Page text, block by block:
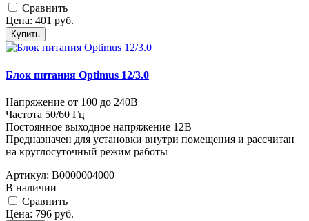
Cравнить
Цена: 401 руб.
Купить
Блок питания Optimus 12/3.0
Напряжение от 100 до 240В
Частота 50/60 Гц
Постоянное выходное напряжение 12В
Предназначен для установки внутри помещения и рассчитан
на круглосуточный режим работы
Артикул: В0000004000
В наличии
Cравнить
Цена: 796 руб.